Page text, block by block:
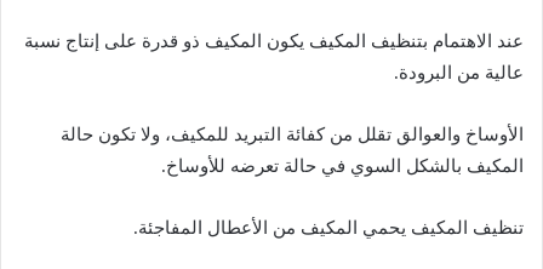
عند الاهتمام بتنظيف المكيف يكون المكيف ذو قدرة على إنتاج نسبة
عالية من البرودة.
الأوساخ والعوالق تقلل من كفائة التبريد للمكيف، ولا تكون حالة
المكيف بالشكل السوي في حالة تعرضه للأوساخ.
تنظيف المكيف يحمي المكيف من الأعطال المفاجئة.